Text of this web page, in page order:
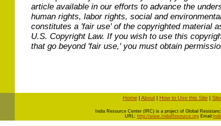
article available in our efforts to advance the
human rights, labor rights, social and
constitutes a 'fair use' of the copyrighted material
U.S. Copyright Law. If you wish to use this
that go beyond 'fair use,' you must obtain
Home| About| How to Use this Site|
ndia Resource Center (IRC) is a project of Global
URL: http://www.IndiaResource.orgEmail: